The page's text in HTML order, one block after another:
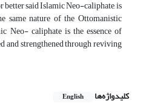
said Islamic Neo-caliphate, is
same nature of the Ottomanistic
Neo- caliphate is the essence of
and strengthened through reviving
کلیدواژه‌ها English